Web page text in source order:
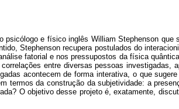
psicólogo e físico inglês William Stephenson
Stephenson recupera postulados do
fatorial e nos pressupostos da física
entre diversas pessoas investigadas,
acontecem de forma interativa, o que
termos da construção da subjetividade: a
O objetivo desse projeto é, exatamente,